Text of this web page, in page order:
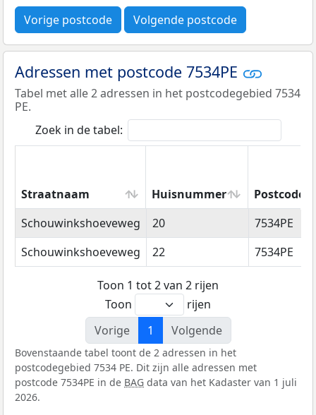
Vorige postcode Volgende postcode
Adressen met postcode 7534PE
Tabel met alle 2 adressen in het postcodegebied 7534
PE.
Zoek in de tabel:
Straatnaam Huisnummer
Postcode
Straatnaam
Huisnummer Postcode
Schouwinkshoeveweg 20
7534PE
Schouwinkshoeveweg
22 7534PE
Toon 1 tot 2 van 2 rijen
Toon
rijen
Vorige
1 Volgende
Bovenstaande tabel toont de 2 adressen in het
postcodegebied 7534 PE. Dit zijn alle adressen met
postcode 7534PE in de BAG data van het Kadaster van 1 juli
2026.